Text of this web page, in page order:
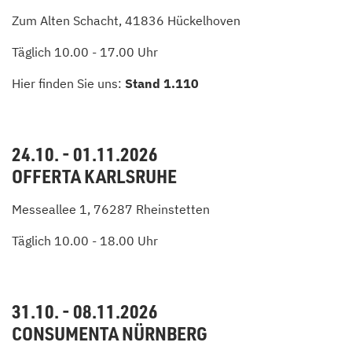
Zum Alten Schacht, 41836 Hückelhoven
Täglich 10.00 - 17.00 Uhr
Hier finden Sie uns: Stand 1.110
24.10. - 01.11.2026
OFFERTA KARLSRUHE
Messeallee 1, 76287 Rheinstetten
Täglich 10.00 - 18.00 Uhr
31.10. - 08.11.2026
CONSUMENTA NÜRNBERG